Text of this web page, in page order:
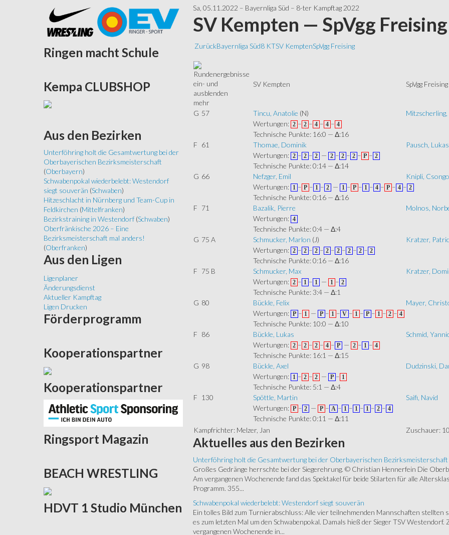
Sa, 05.11.2022 – Bayernliga Süd – 8-ter Kampftag 2022
SV Kempten — SpVgg Freising
ZurückBayernliga Süd8 KTSV KemptenSpVgg Freising
mehr
SV Kempten SpVgg Freising
G 57 Tincu, Anatolie (N) Mitzscherling,
Wertungen: 2 – 2 – 4 – 4 – 4
Technische Punkte: 16:0 — Δ:16
F 61 Thomae, Dominik Pausch, Lukas
Wertungen: 2 – 2 – 2 — 2 – 2 – 2 – P – 2
Technische Punkte: 0:14 — Δ:14
G 66 Nefzger, Emil Knipli,
Wertungen: 1 – P – 1 – 2 — 1 – P – 1 – 4 – P – 4 – 2
Technische Punkte: 0:16 — Δ:16
F 71 Bazalik, Pierre Molnos,
Wertungen: 4
Technische Punkte: 0:4 — Δ:4
G 75 A Schmucker, Marlon (J) Kratzer,
Wertungen: 2 – 2 – 2 – 2 – 2 – 2 – 2 – 2
Technische Punkte: 0:16 — Δ:16
F 75 B Schmucker, Max Kratzer,
Wertungen: 2 – 1 – 1 — 1 – 2
Technische Punkte: 3:4 — Δ:1
G 80 Bückle, Felix Mayer,
Wertungen: P – 1 — P – 1 – V – 1 – P – 1 – 2 – 4
Technische Punkte: 10:0 — Δ:10
F 86 Bückle, Lukas Schmid,
Wertungen: 2 – 2 – 2 – 4 – P — 2 – 1 – 4
Technische Punkte: 16:1 — Δ:15
G 98 Bückle, Axel Dudzinski,
Wertungen: 1 – 2 – 2 — P – 1
Technische Punkte: 5:1 — Δ:4
F 130 Spöttle, Martin Saifi, Navid
Wertungen: P – 2 — P – A – 1 – 1 – 1 – 2 – 4
Technische Punkte: 0:11 — Δ:11
Kampfrichter: Melzer, Jan
Zuschauer:
Aktuelles aus den Bezirken
Unterföhring holt die Gesamtwertung bei der Oberbayerischen Bezirksmeisterschaft
Großes Gedränge herrschte bei der Siegerehrung. © Christian Hennerfein Die
Am vergangenen Wochenende fand das Spektakel für beide Stilarten für alle
Programm. 355...
Schwabenpokal wiederbelebt: Westendorf siegt souverän
Ein tolles Bild zum Turnierabschluss: Alle vier teilnehmenden Mannschaften stellten
es zum letzten Mal um den Schwabenpokal. Damals hieß der Sieger TSV
vergangenen Wochenende in...
Ringen macht Schule
Kempa CLUBSHOP
Aus den Bezirken
Unterföhring holt die Gesamtwertung bei der
Oberbayerischen Bezirksmeisterschaft
(Oberbayern)
Schwabenpokal wiederbelebt: Westendorf
siegt souverän (Schwaben)
Hitzeschlacht in Nürnberg und Team-Cup in
Feldkirchen (Mittelfranken)
Bezirkstraining in Westendorf (Schwaben)
Oberfränkische 2026 – Eine
Bezirksmeisterschaft mal anders!
(Oberfranken)
Aus den Ligen
Ligenplaner
Änderungsdienst
Aktueller Kampftag
Ligen Drucken
Förderprogramm
Kooperationspartner
Kooperationspartner
Ringsport Magazin
BEACH WRESTLING
HDVT 1 Studio München